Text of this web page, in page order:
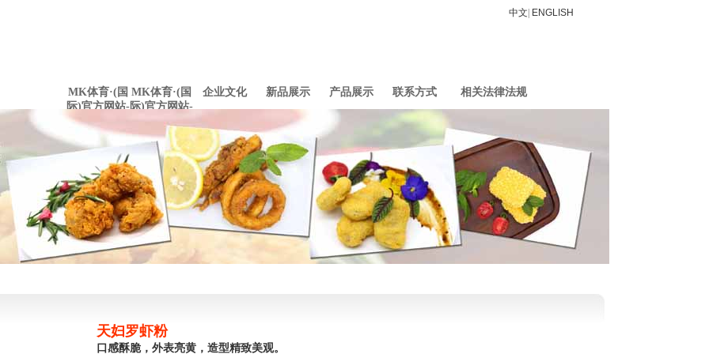
中文 ENGLISH
MK体育·(国
际)官方网站-
mksport
MK体育·(国
际)官方网站-
mksport
企业文化 新品展示 产品展示 联系方式 相关法律法规
天妇罗虾粉
口感酥脆，外表亮黄，造型精致美观。